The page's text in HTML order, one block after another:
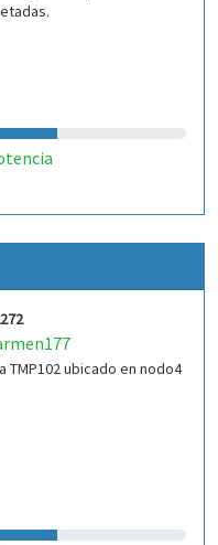
ubicado en nodo4